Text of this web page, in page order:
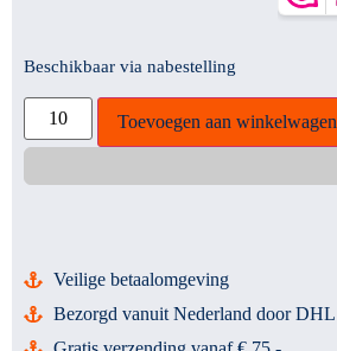
Beschikbaar via nabestelling
Toevoegen aan winkelwagen
Veilige betaalomgeving
Bezorgd vanuit Nederland door DHL